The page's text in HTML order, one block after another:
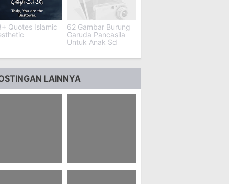
Quotes Islamic
62 Gambar Burung
Garuda Pancasila
Untuk Anak Sd
LAINNYA
Komentar
23 Gombalan Anak